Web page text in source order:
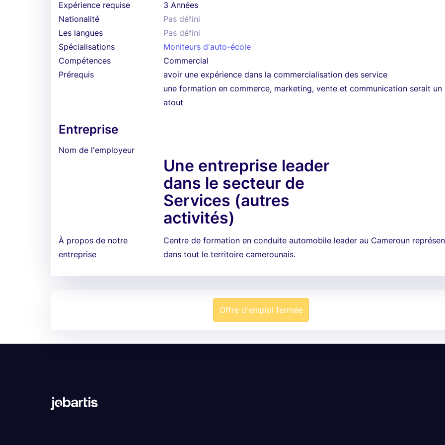
Expérience requise
3 Années
Nationalité
Pas défini
Les langues
Pas défini
Spécialisations
Moniteurs d'auto-école
Compétences
Commercial
Prérequis
avoir une expérience dans la commercialisation des service
une formation en commerce, marketing, vente et communication serait un
atout
Entreprise
Nom de l'employeur
Une entreprise leader
dans le secteur de
Services (autres
activités)
À propos de notre
entreprise
Centre de formation en conduite automobile leader au Cameroun
dans tout le territoire camerounais.
Offre d'emploi fermée